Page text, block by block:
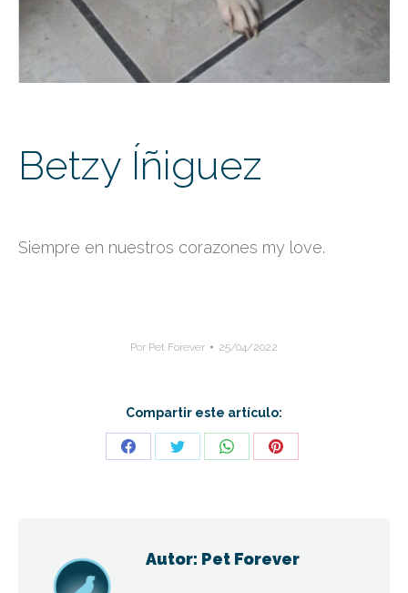
Betzy Íñiguez
Siempre en nuestros corazones my love.
Por Pet Forever 25/04/2022
Compartir este artículo:
Share
Share
Share
Share
Autor: Pet Forever